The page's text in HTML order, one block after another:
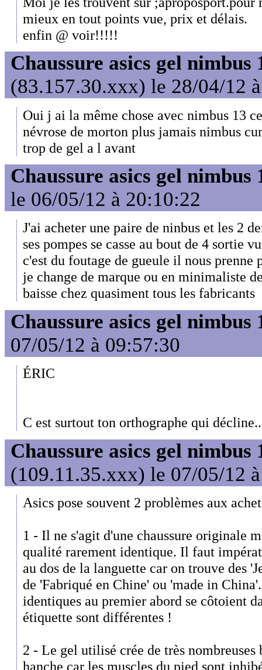
mieux en tout points vue, prix et délais.
enfin @ voir!!!!!
Chaussure asics gel nimbus
(83.157.30.xxx) le 28/04/12
Oui j ai la même chose avec nimbus 13
névrose de morton plus jamais nimbus
trop de gel a l avant
Chaussure asics gel nimbus
le 06/05/12 à 20:10:22
J'ai acheter une paire de ninbus et les 2
ses pompes se casse au bout de 4 sortie
c'est du foutage de gueule il nous prenne
je change de marque ou en minimaliste
baisse chez quasiment tous les fabricants
Chaussure asics gel nimbus
07/05/12 à 09:57:30
ÉRIC
C est surtout ton orthographe qui
Chaussure asics gel nimbus
(109.11.35.xxx) le 07/05/12
Asics pose souvent 2 problèmes aux
1 - Il ne s'agit d'une chaussure originale
qualité rarement identique. Il faut
au dos de la languette car on trouve des
de 'Fabriqué en Chine' ou 'made in
identiques au premier abord se côtoient
étiquette sont différentes !
2 - Le gel utilisé crée de très nombreuses
hanche car les muscles du pied sont